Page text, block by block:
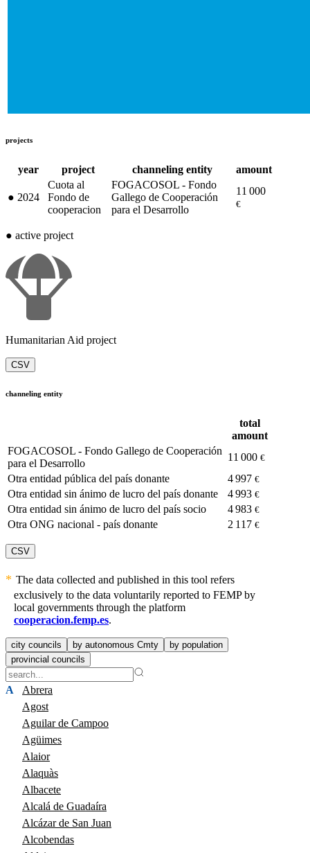
projects
year project channeling entity amount
● 2024
Cuota al
Fondo de
cooperacion
FOGACOSOL - Fondo
Gallego de Cooperación
para el Desarrollo
11 000
€
● active project
Humanitarian Aid project
CSV
channeling entity
total
amount
FOGACOSOL - Fondo Gallego de Cooperación
para el Desarrollo
11 000 €
Otra entidad pública del país donante 4 997 €
Otra entidad sin ánimo de lucro del país donante 4 993 €
Otra entidad sin ánimo de lucro del país socio 4 983 €
Otra ONG nacional - país donante 2 117 €
CSV
The data collected and published in this tool refers
exclusively to the data voluntarily reported to FEMP by
local governments through the platform
cooperacion.femp.es.
city councils by autonomous Cmty
by population
provincial councils
A
Abrera
Agost
Aguilar de Campoo
Agüimes
Alaior
Alaquàs
Albacete
Alcalá de Guadaíra
Alcázar de San Juan
Alcobendas